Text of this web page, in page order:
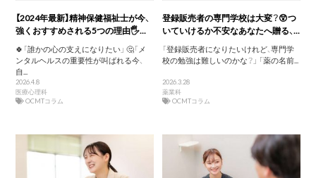
【2024年最新】精神保健福祉士が今、
強くおすすめされる5つの理由🖐️...
🍀「誰かの心の支えになりたい」 🤔「メ
ンタルヘルスの重要性が叫ばれる今、
自...
2026.4.8
医療心理科
OCMTコラム
登録販売者の専門学校は大変？😲つ
いていけるか不安なあなたへ贈る、...
「登録販売者になりたいけれど、専門学
校の勉強は難しいのかな？」 「薬の名前...
2026.3.28
薬業科
OCMTコラム